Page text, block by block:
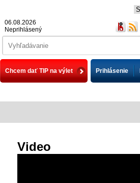
06.08.2026
Neprihlásený
Chcem dať TIP na výlet Prihlásenie
Video